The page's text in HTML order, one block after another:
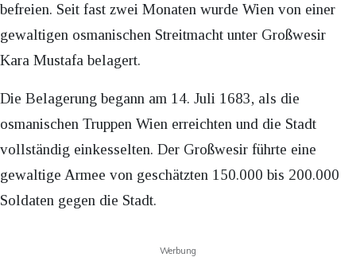
befreien. Seit fast zwei Monaten wurde Wien von einer
gewaltigen osmanischen Streitmacht unter Großwesir
Kara Mustafa belagert.
Die Belagerung begann am 14. Juli 1683, als die
osmanischen Truppen Wien erreichten und die Stadt
vollständig einkesselten. Der Großwesir führte eine
gewaltige Armee von geschätzten 150.000 bis 200.000
Soldaten gegen die Stadt.
Werbung